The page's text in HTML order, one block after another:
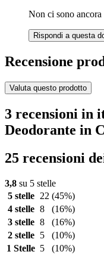
Non ci sono ancora
Rispondi a questa
Recensione
Valuta questo prodotto
3 recensioni in
Deodorante in
25 recensioni
3,8 su 5 stelle
5 stelle
22 (45%)
4 stelle 8
(16%)
3 stelle 8
(16%)
2 stelle
5
(10%)
1 Stelle 5 (10%)